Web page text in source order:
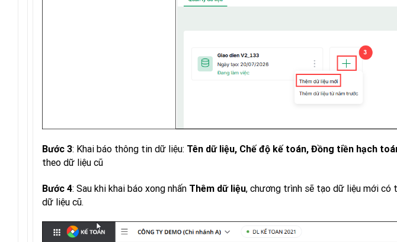
Bước 3: Khai báo thông tin dữ liệu: Tên dữ liệu, Chế độ kế toán, Đồng tiền hạch
theo dữ liệu cũ
Bước 4: Sau khi khai báo xong nhấn Thêm dữ liệu, chương trình sẽ tạo dữ liệu mới có
dữ liệu cũ.